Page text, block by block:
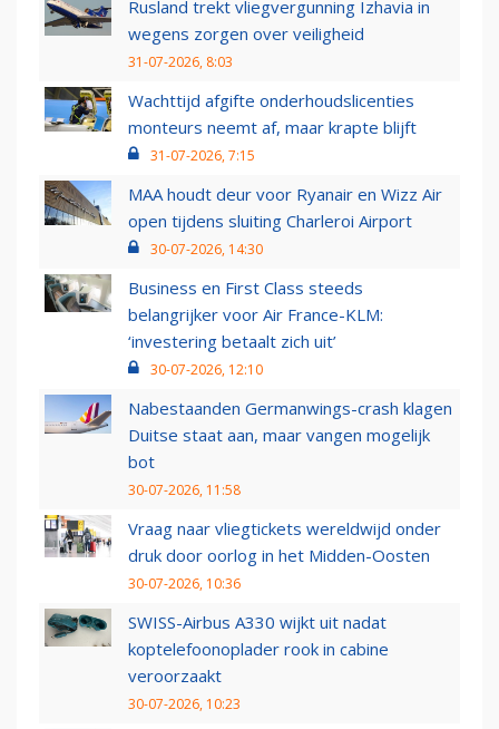
Rusland trekt vliegvergunning Izhavia in
wegens zorgen over veiligheid
31-07-2026, 8:03
Wachttijd afgifte onderhoudslicenties
monteurs neemt af, maar krapte blijft
31-07-2026, 7:15
MAA houdt deur voor Ryanair en Wizz Air
open tijdens sluiting Charleroi Airport
30-07-2026, 14:30
Business en First Class steeds
belangrijker voor Air France-KLM:
‘investering betaalt zich uit’
30-07-2026, 12:10
Nabestaanden Germanwings-crash klagen
Duitse staat aan, maar vangen mogelijk
bot
30-07-2026, 11:58
Vraag naar vliegtickets wereldwijd onder
druk door oorlog in het Midden-Oosten
30-07-2026, 10:36
SWISS-Airbus A330 wijkt uit nadat
koptelefoonoplader rook in cabine
veroorzaakt
30-07-2026, 10:23